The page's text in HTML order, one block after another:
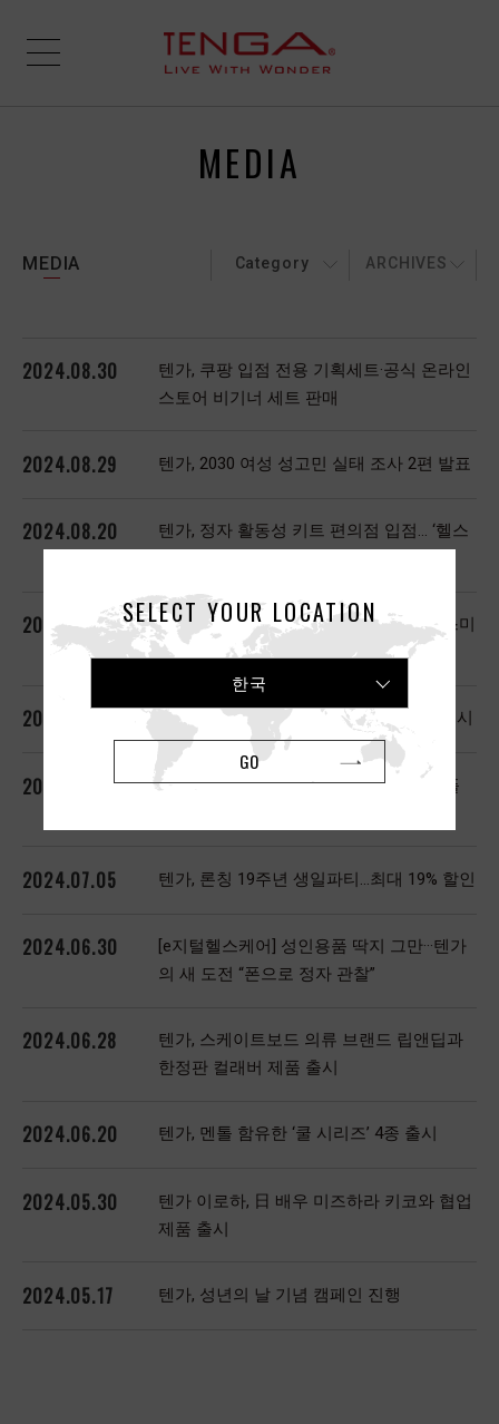
MEDIA
MEDIA Category ARCHIVES
2024.08.30
텐가, 쿠팡 입점 전용 기획세트·공식 온라인
스토어 비기너 세트 판매
2024.08.29 텐가, 2030 여성 성고민 실태 조사 2편 발표
2024.08.20
텐가, 정자 활동성 키트 편의점 입점… ‘헬스
2024.08.01
텐가 이로하, 플레저 토이 ‘이로하 요루 스미
레’ 출시
2024.07.25 텐가, 보브와 콜라보…위트 패션아이템 출시
2024.07.11
[생활경제 이슈] 텐가, 여성용 초슬림형 플
2024.07.05 텐가, 론칭 19주년 생일파티…최대 19% 할인
2024.06.30
[e지털헬스케어] 성인용품 딱지 그만···텐가
의 새 도전 “폰으로 정자 관찰”
2024.06.28
텐가, 스케이트보드 의류 브랜드 립앤딥과
한정판 컬래버 제품 출시
2024.06.20 텐가, 멘톨 함유한 ‘쿨 시리즈’ 4종 출시
2024.05.30
텐가 이로하, 日 배우 미즈하라 키코와 협업
제품 출시
2024.05.17 텐가, 성년의 날 기념 캠페인 진행
SELECT YOUR LOCATION
한국
GO